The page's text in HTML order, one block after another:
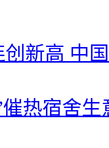
新高 中
催热宿舍